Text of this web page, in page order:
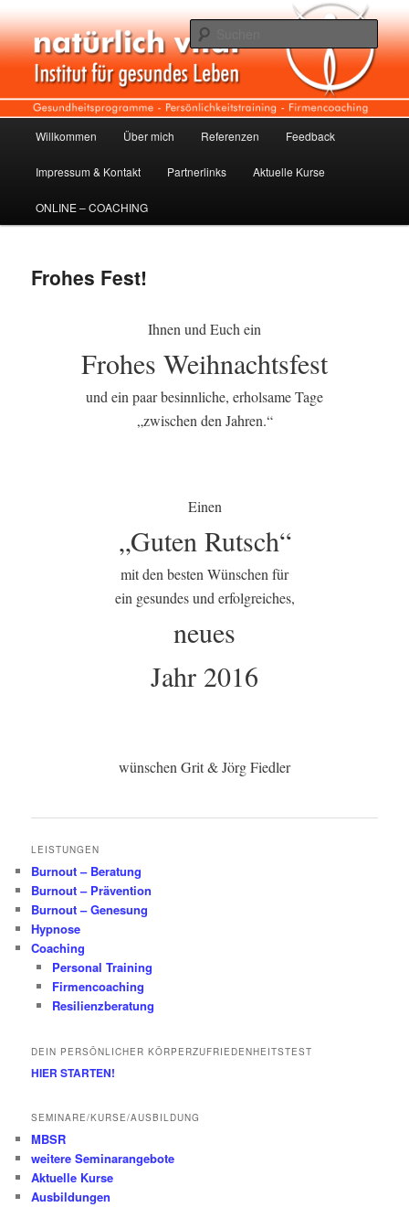
Inhalt
wechseln
Natürlich vital
Willkommen Über mich Referenzen Feedback
Impressum & Kontakt Partnerlinks Aktuelle Kurse
ONLINE – COACHING
Frohes Fest!
Ihnen und Euch ein
Frohes Weihnachtsfest
und ein paar besinnliche, erholsame Tage
„zwischen den Jahren.“
Einen
„Guten Rutsch“
mit den besten Wünschen für
ein gesundes und erfolgreiches,
neues
Jahr 2016
wünschen Grit & Jörg Fiedler
LEISTUNGEN
Burnout – Beratung
Burnout – Prävention
Burnout – Genesung
Hypnose
Coaching
Personal Training
Firmencoaching
Resilienzberatung
DEIN PERSÖNLICHER KÖRPERZUFRIEDENHEITSTEST
HIER STARTEN!
SEMINARE/KURSE/AUSBILDUNG
MBSR
weitere Seminarangebote
Aktuelle Kurse
Ausbildungen